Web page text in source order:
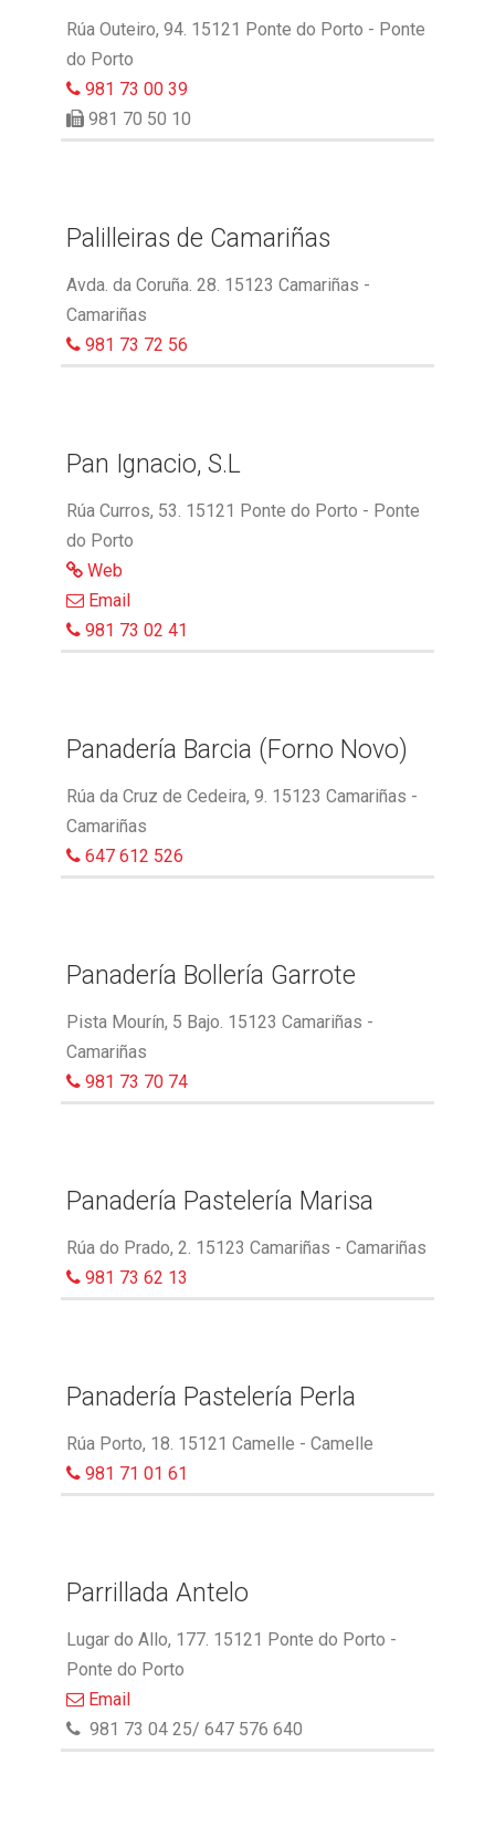
Rúa Outeiro, 94. 15121 Ponte do Porto - Ponte
do Porto
981 73 00 39
981 70 50 10
Palilleiras de Camariñas
Avda. da Coruña. 28. 15123 Camariñas -
Camariñas
981 73 72 56
Pan Ignacio, S.L
Rúa Curros, 53. 15121 Ponte do Porto - Ponte
do Porto
Web
Email
981 73 02 41
Panadería Barcia (Forno Novo)
Rúa da Cruz de Cedeira, 9. 15123 Camariñas -
Camariñas
647 612 526
Panadería Bollería Garrote
Pista Mourín, 5 Bajo. 15123 Camariñas -
Camariñas
981 73 70 74
Panadería Pastelería Marisa
Rúa do Prado, 2. 15123 Camariñas - Camariñas
981 73 62 13
Panadería Pastelería Perla
Rúa Porto, 18. 15121 Camelle - Camelle
981 71 01 61
Parrillada Antelo
Lugar do Allo, 177. 15121 Ponte do Porto -
Ponte do Porto
Email
981 73 04 25/ 647 576 640